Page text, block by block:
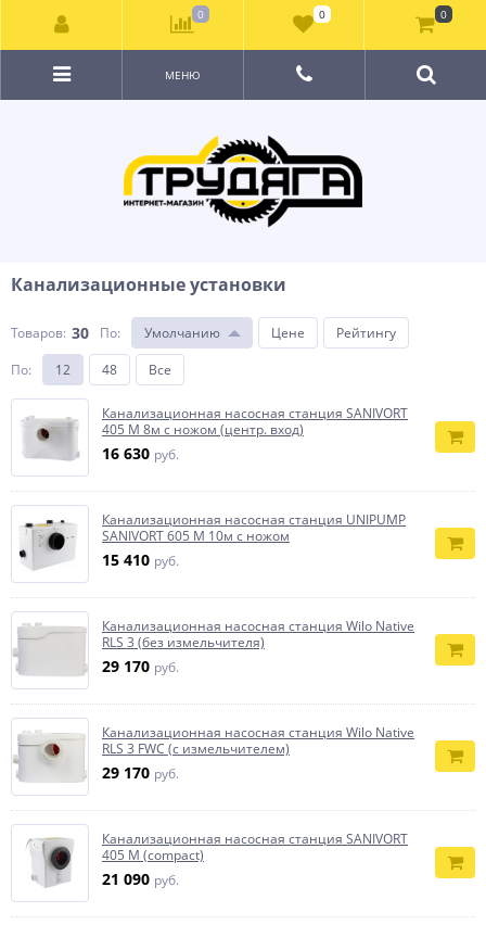
МЕНЮ
Канализационные установки
Товаров: 30 По: Умолчанию Цене
Рейтингу
По: 12 48 Все
Канализационная насосная станция SANIVORT
405 M 8м с ножом (центр. вход)
16 630 руб.
Канализационная насосная станция UNIPUMP
SANIVORT 605 M 10м с ножом
15 410 руб.
Канализационная насосная станция Wilo Native
RLS 3 (без измельчителя)
29 170 руб.
Канализационная насосная станция Wilo Native
RLS 3 FWC (с измельчителем)
29 170 руб.
Канализационная насосная станция SANIVORT
405 M (compact)
21 090 руб.
0 0 0